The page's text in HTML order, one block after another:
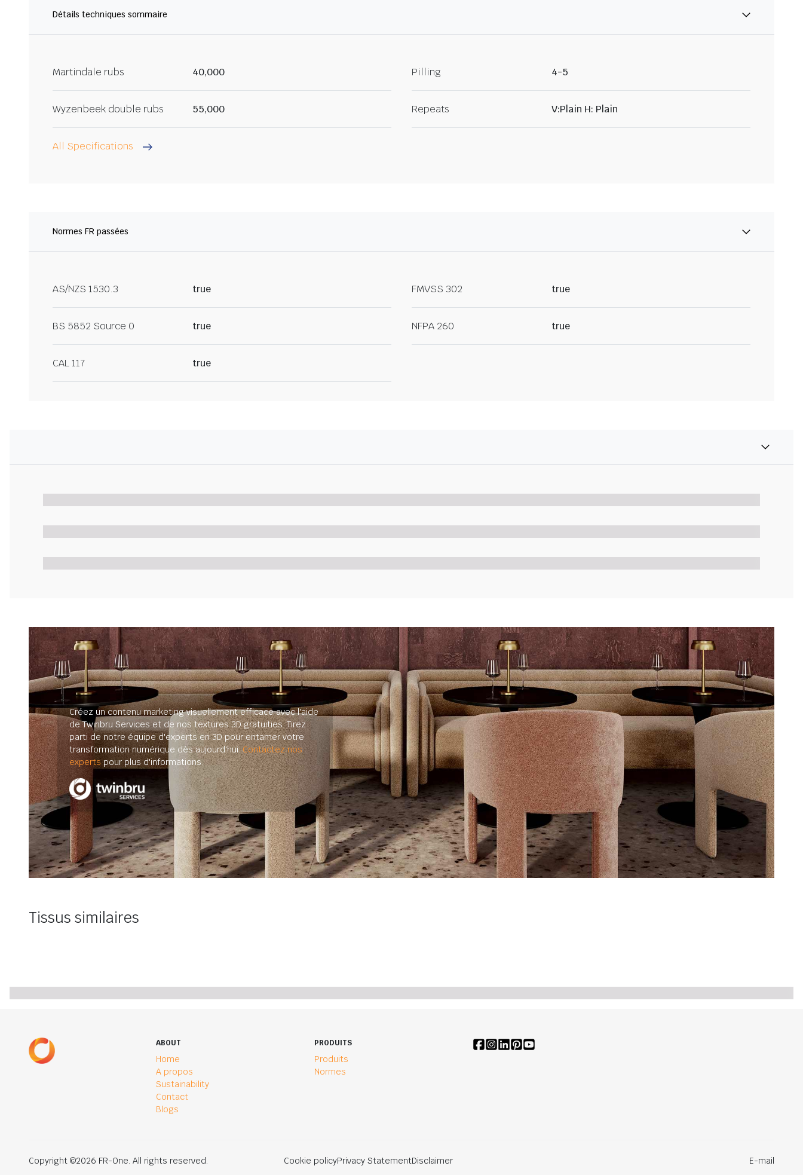
Détails techniques sommaire
Martindale rubs 40,000 Pilling 4-5
Wyzenbeek double rubs 55,000 Repeats V:Plain H: Plain
All Specifications
Normes FR passées
AS/NZS 1530.3 true FMVSS 302 true
BS 5852 Source 0 true NFPA 260 true
CAL 117 true
Créez un contenu marketing visuellement efficace avec l'aide
de Twinbru Services et de nos textures 3D gratuities. Tirez
parti de notre équipe d'experts en 3D pour entamer votre
transformation numérique dès aujourd'hui.Contactez nos
experts pour plus d'informations.
Tissus similaires
ABOUT
Home
A propos
Sustainability
Contact
Blogs
PRODUITS
Produits
Normes
Copyright ©2026 FR-One. All rights reserved. Cookie policyPrivacy StatementDisclaimer E-mail